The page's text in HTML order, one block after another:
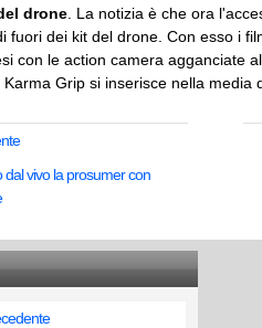
drone . La notizia è che ora
fuori dei kit del drone. Con esso i
con le action camera agganciate
Grip si inserisce nella media
dal vivo la prosumer con